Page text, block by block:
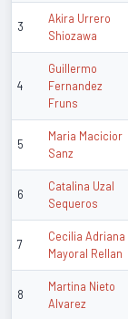
3
Akira Urrero
Shiozawa
4
Guillermo
Fernandez
Fruns
5
Maria Macicior
Sanz
6
Catalina Uzal
Sequeros
7
Cecilia Adriana
Mayoral Rellan
8
Martina Nieto
Alvarez